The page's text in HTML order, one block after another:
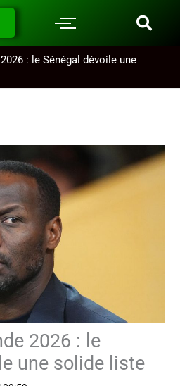
: le Sénégal dévoile une
2026 : le
une solide liste